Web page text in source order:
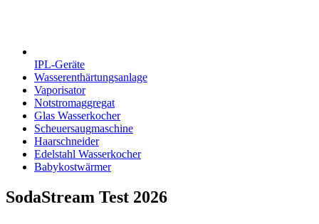
IPL-Geräte
Wasserenthärtungsanlage
Vaporisator
Notstromaggregat
Glas Wasserkocher
Scheuersaugmaschine
Haarschneider
Edelstahl Wasserkocher
Babykostwärmer
SodaStream Test 2026